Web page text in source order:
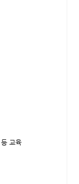
교육